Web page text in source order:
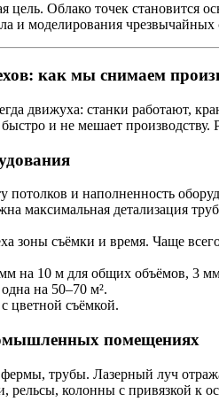
цель. Облако точек становится
и моделирования чрезвычайных
как мы снимаем
движуха: станки работают,
и не мешает производству.
и наполненность
максимальная детализация
зоны съёмки и время. Чаще
на 10 м для общих объёмов, 3
на 50–70 м².
цветной съёмкой.
помещениях
трубы. Лазерный луч
рельсы, колонны с привязкой к